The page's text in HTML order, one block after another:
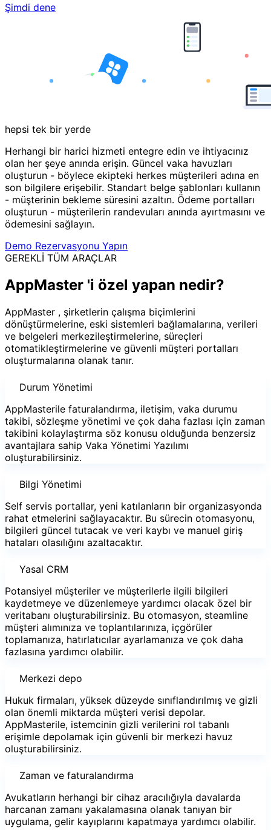
Şimdi dene
hepsi tek bir yerde
Herhangi bir harici hizmeti entegre edin ve ihtiyacınız
olan her şeye anında erişin. Güncel vaka havuzları
oluşturun - böylece ekipteki herkes müşterileri adına en
son bilgilere erişebilir. Standart belge şablonları kullanın
- müşterinin bekleme süresini azaltın. Ödeme portalları
oluşturun - müşterilerin randevuları anında ayırtmasını ve
ödemesini sağlayın.
Demo Rezervasyonu Yapın
GEREKLİ TÜM ARAÇLAR
AppMaster 'i özel yapan nedir?
AppMaster , şirketlerin çalışma biçimlerini
dönüştürmelerine, eski sistemleri bağlamalarına, verileri
ve belgeleri merkezileştirmelerine, süreçleri
otomatikleştirmelerine ve güvenli müşteri portalları
oluşturmalarına olanak tanır.
Durum Yönetimi
AppMasterile faturalandırma, iletişim, vaka durumu
takibi, sözleşme yönetimi ve çok daha fazlası için zaman
takibini kolaylaştırma söz konusu olduğunda benzersiz
avantajlara sahip Vaka Yönetimi Yazılımı
oluşturabilirsiniz.
Bilgi Yönetimi
Self servis portallar, yeni katılanların bir organizasyonda
rahat etmelerini sağlayacaktır. Bu sürecin otomasyonu,
bilgileri güncel tutacak ve veri kaybı ve manuel giriş
hataları olasılığını azaltacaktır.
Yasal CRM
Potansiyel müşteriler ve müşterilerle ilgili bilgileri
kaydetmeye ve düzenlemeye yardımcı olacak özel bir
veritabanı oluşturabilirsiniz. Bu otomasyon, steamline
müşteri alımınıza ve toplantılarınıza, içgörüler
toplamanıza, hatırlatıcılar ayarlamanıza ve çok daha
fazlasına yardımcı olabilir.
Merkezi depo
Hukuk firmaları, yüksek düzeyde sınıflandırılmış ve gizli
olan önemli miktarda müşteri verisi depolar.
AppMasterile, istemcinin gizli verilerini rol tabanlı
erişimle depolamak için güvenli bir merkezi havuz
oluşturabilirsiniz.
Zaman ve faturalandırma
Avukatların herhangi bir cihaz aracılığıyla davalarda
harcanan zamanı yakalamasına olanak tanıyan bir
uygulama, gelir kayıplarını kapatmaya yardımcı olabilir.